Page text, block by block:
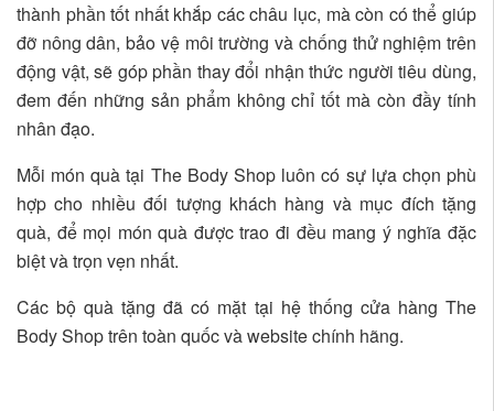
thành phần tốt nhất khắp các châu lục, mà còn có thể giúp
đỡ nông dân, bảo vệ môi trường và chống thử nghiệm trên
động vật, sẽ góp phần thay đổi nhận thức người tiêu dùng,
đem đến những sản phẩm không chỉ tốt mà còn đầy tính
nhân đạo.
Mỗi món quà tại The Body Shop luôn có sự lựa chọn phù
hợp cho nhiều đối tượng khách hàng và mục đích tặng
quà, để mọi món quà được trao đi đều mang ý nghĩa đặc
biệt và trọn vẹn nhất.
Các bộ quà tặng đã có mặt tại hệ thống cửa hàng The
Body Shop trên toàn quốc và website chính hãng.